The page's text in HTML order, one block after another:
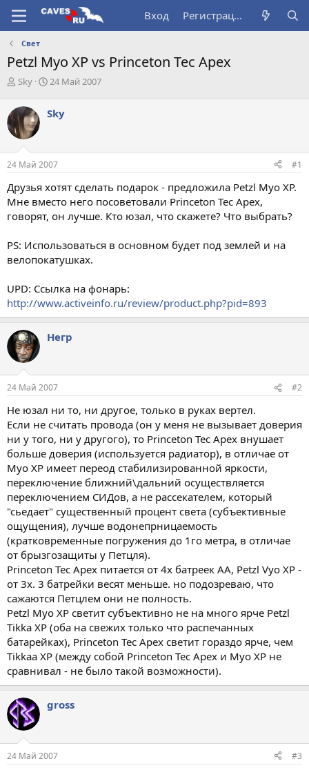
Вход Регистрация
Свет
Petzl Myo XP vs Princeton Tec Apex
А
т
о
р
т
е
м
Sky
Д
а
ч
а
а
24 Май 2007
Sky
24 Май 2007 #1
Друзья хотят сделать подарок - предложила Petzl Myo XP.
Мне вместо него посоветовали Princeton Tec Apex,
говорят, он лучше. Кто юзал, что скажете? Что выбрать?
PS: Использоваться в основном будет под землей и на
велопокатушках.
UPD: Ссылка на фонарь:
http://www.activeinfo.ru/review/product.php?pid=893
Негр
24 Май 2007 #2
Не юзал ни то, ни другое, только в руках вертел.
Если не считать провода (он у меня не вызывает доверия
ни у того, ни у другого), то Princeton Tec Apex внушает
больше доверия (используется радиатор), в отличае от
Myo XP имеет переод стабилизированной яркости,
переключение ближний\дальний осуществляется
переключением СИДов, а не рассекателем, который
"сьедает" существенный процент света (субъективные
ощущения), лучше водонепрницаемость
(кратковременные погружения до 1го метра, в отличае
от брызгозащиты у Петцля).
Princeton Tec Apex питается от 4х батреек АА, Petzl Vyo XP -
от 3х. 3 батрейки весят меньше. но подозреваю, что
сажаются Петцлем они не полность.
Petzl Myo XP светит субъективно не на много ярче Petzl
Tikka XP (оба на свежих только что распечанных
батарейках), Princeton Tec Apex светит гораздо ярче, чем
Tikkaa XP (между собой Princeton Tec Apex и Myo XP не
сравнивал - не было такой возможности).
gross
24 Май 2007 #3